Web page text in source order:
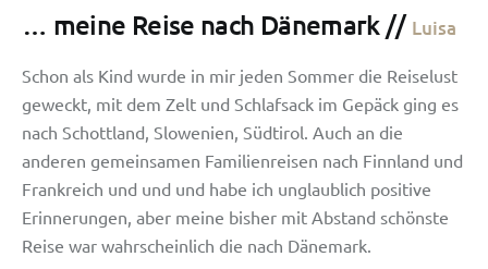
… meine Reise nach Dänemark // Luisa
Schon als Kind wurde in mir jeden Sommer die Reiselust
geweckt, mit dem Zelt und Schlafsack im Gepäck ging es
nach Schottland, Slowenien, Südtirol. Auch an die
anderen gemeinsamen Familienreisen nach Finnland und
Frankreich und und und habe ich unglaublich positive
Erinnerungen, aber meine bisher mit Abstand schönste
Reise war wahrscheinlich die nach Dänemark.